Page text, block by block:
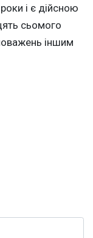
і є дійсною
сьомого
іншим